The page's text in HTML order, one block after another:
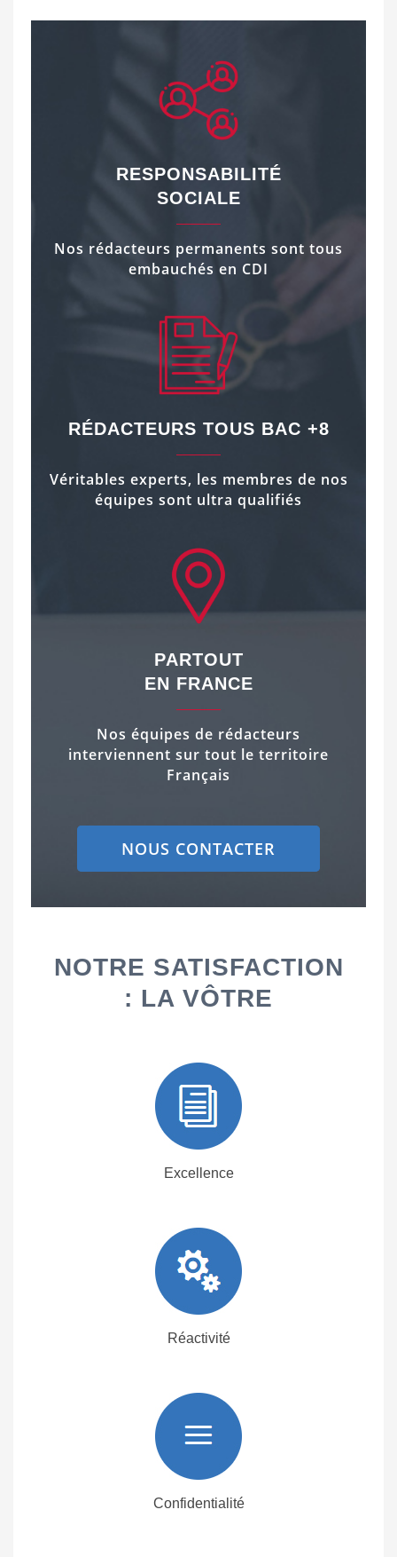
RESPONSABILITÉ
SOCIALE
Nos rédacteurs permanents sont tous
embauchés en CDI
RÉDACTEURS TOUS BAC +8
Véritables experts, les membres de nos
équipes sont ultra qualifiés
PARTOUT
EN FRANCE
Nos équipes de rédacteurs
interviennent sur tout le territoire
Français
NOUS CONTACTER
NOTRE SATISFACTION
: LA VÔTRE
Excellence
Réactivité
Confidentialité